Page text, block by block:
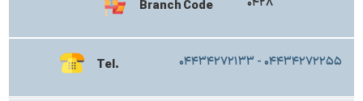
Branch Code
Tel. ۰۴۴۳۴۲۷۲۱۳۳ - ۰۴۴۳۴۲۷۲۲۵۵